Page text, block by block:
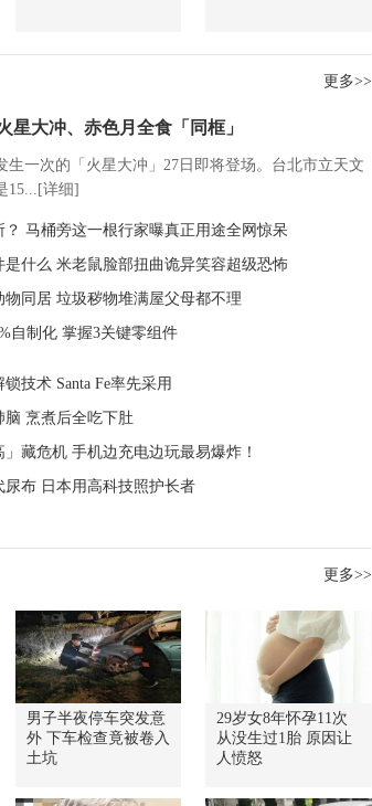
更多>>
星大冲、赤色月全食「同框」
生一次的「火星大冲」27日即将登场。台北市立天文
15...[详细]
？ 马桶旁这一根行家曝真正用途全网惊呆
是什么 米老鼠脸部扭曲诡异笑容超级恐怖
物同居 垃圾秽物堆满屋父母都不理
自制化 掌握3关键零组件
技术 Santa Fe率先采用
脑 烹煮后全吃下肚
藏危机 手机边充电边玩最易爆炸！
尿布 日本用高科技照护长者
更多>>
男子半夜停车突发意
外 下车检查竟被卷入
土坑
29岁女8年怀孕11次
从没生过1胎 原因让
人愤怒